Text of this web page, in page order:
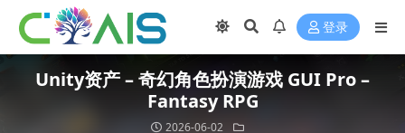
登录
Unity资产 – 奇幻角色扮演游戏 GUI Pro –
Fantasy RPG
2026-06-02